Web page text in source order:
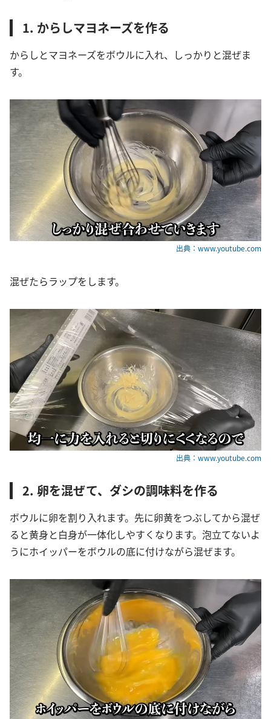
1. からしマヨネーズを作る
からしとマヨネーズをボウルに入れ、しっかりと混ぜま
す。
出典：www.youtube.com
混ぜたらラップをします。
出典：www.youtube.com
2. 卵を混ぜて、ダシの調味料を作る
ボウルに卵を割り入れます。先に卵黄をつぶしてから混ぜ
ると黄身と白身が一体化しやすくなります。泡立てないよ
うにホイッパーをボウルの底に付けながら混ぜます。